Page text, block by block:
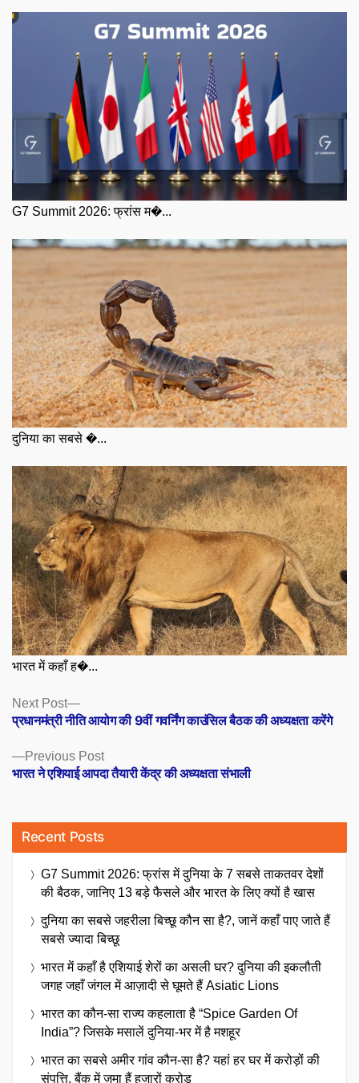
G7 Summit 2026: फ्रांस म�...
दुनिया का सबसे �...
भारत में कहाँ ह�...
Posts
navigation
Previous PostPrevious
post:
भारत ने एशियाई आपदा तैयारी केंद्र की अध्यक्षता संभाली
Next Post
Next
post:
प्रधानमंत्री नीति आयोग की 9वीं गवर्निंग काउंसिल बैठक की अध्यक्षता करेंगे
Recent Posts
G7 Summit 2026: फ्रांस में दुनिया के 7 सबसे ताकतवर देशों
की बैठक, जानिए 13 बड़े फैसले और भारत के लिए क्यों है खास
दुनिया का सबसे जहरीला बिच्छू कौन सा है?, जानें कहाँ पाए जाते हैं
सबसे ज्यादा बिच्छू
भारत में कहाँ है एशियाई शेरों का असली घर? दुनिया की इकलौती
जगह जहाँ जंगल में आज़ादी से घूमते हैं Asiatic Lions
भारत का कौन-सा राज्य कहलाता है “Spice Garden Of
India”? जिसके मसालें दुनिया-भर में है मशहूर
भारत का सबसे अमीर गांव कौन-सा है? यहां हर घर में करोड़ों की
संपत्ति, बैंक में जमा हैं हजारों करोड़